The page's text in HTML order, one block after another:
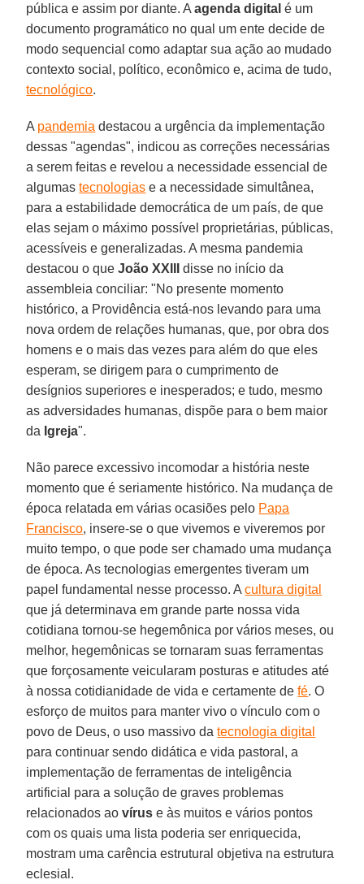
pública e assim por diante. Aagenda digital é um
documento programático no qual um ente decide de
modo sequencial como adaptar sua ação ao mudado
contexto social, político, econômico e, acima de tudo,
tecnológico.
A pandemia destacou a urgência da implementação
dessas "agendas", indicou as correções necessárias
a serem feitas e revelou a necessidade essencial de
algumastecnologias e a necessidade simultânea,
para a estabilidade democrática de um país, de que
elas sejam o máximo possível proprietárias, públicas,
acessíveis e generalizadas. A mesma pandemia
destacou o queJoão XXIII
disse no início da
assembleia conciliar: "No presente momento
histórico, a Providência está-nos levando para uma
nova ordem de relações humanas, que, por obra dos
homens e o mais das vezes para além do que eles
esperam, se dirigem para o cumprimento de
desígnios superiores e inesperados; e tudo, mesmo
as adversidades humanas, dispõe para o bem maior
da Igreja".
Não parece excessivo incomodar a história neste
momento que é seriamente histórico. Na mudança de
época relatada em várias ocasiões pelo Papa
Francisco, insere-se o que vivemos e viveremos por
muito tempo, o que pode ser chamado uma mudança
de época. As tecnologias emergentes tiveram um
papel fundamental nesse processo. Acultura digital
que já determinava em grande parte nossa vida
cotidiana tornou-se hegemônica por vários meses, ou
melhor, hegemônicas se tornaram suas ferramentas
que forçosamente veicularam posturas e atitudes até
à nossa cotidianidade de vida e certamente defé. O
esforço de muitos para manter vivo o vínculo com o
povo de Deus, o uso massivo datecnologia digital
para continuar sendo didática e vida pastoral, a
implementação de ferramentas de inteligência
artificial para a solução de graves problemas
relacionados aovírus e às muitos e vários pontos
com os quais uma lista poderia ser enriquecida,
mostram uma carência estrutural objetiva na estrutura
eclesial.